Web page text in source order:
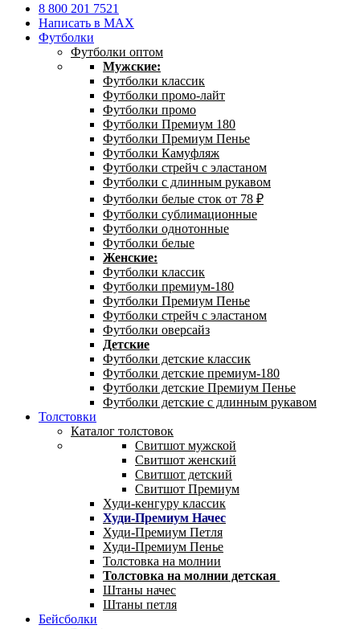
8 800 201 7521
Написать в MAX
Футболки
Футболки оптом
Мужские:
Футболки классик
Футболки промо-лайт
Футболки промо
Футболки Премиум 180
Футболки Премиум Пенье
Футболки Камуфляж
Футболки стрейч с эластаном
Футболки с длинным рукавом
Футболки белые сток от 78 ₽
Футболки сублимационные
Футболки однотонные
Футболки белые
Женские:
Футболки классик
Футболки премиум-180
Футболки Премиум Пенье
Футболки стрейч с эластаном
Футболки оверсайз
Детские
Футболки детские классик
Футболки детские премиум-180
Футболки детские Премиум Пенье
Футболки детские с длинным рукавом
Толстовки
Каталог толстовок
Свитшот мужской
Свитшот женский
Свитшот детский
Свитшот Премиум
Худи-кенгуру классик
Худи-Премиум Начес
Худи-Премиум Петля
Худи-Премиум Пенье
Толстовка на молнии
Толстовка на молнии детская
Штаны начес
Штаны петля
Бейсболки